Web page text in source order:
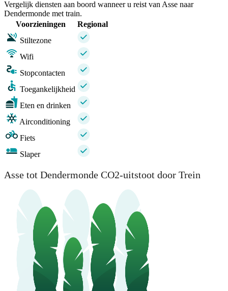
Vergelijk diensten aan boord wanneer u reist van Asse naar
Dendermonde met train.
Voorzieningen
Regional
Stiltezone
Wifi
Stopcontacten
Toegankelijkheid
Eten en drinken
Airconditioning
Fiets
Slaper
Asse tot Dendermonde CO2-uitstoot door Trein